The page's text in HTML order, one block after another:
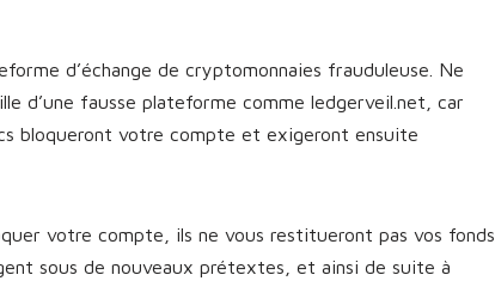
d’échange de cryptomonnaies frauduleuse. Ne
d’une fausse plateforme comme ledgerveil.net, car
bloqueront votre compte et exigeront ensuite
votre compte, ils ne vous restitueront pas vos fonds.
sous de nouveaux prétextes, et ainsi de suite à